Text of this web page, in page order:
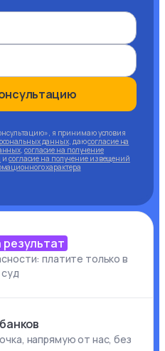
я принимаю условия
данных, даюсогласие на
, согласие на получение
и согласие на получение извещений
характера
результат
платите только в
напрямую от нас, без